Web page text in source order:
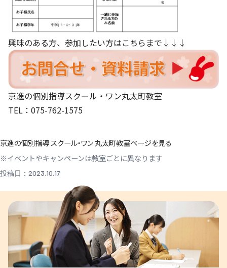
興味のある方、参加したい方はこちらまで↓↓↓
京進の個別指導スクール・ワン丸太町教室
TEL：075-762-1575
京進の個別指導 スクール・ワン 丸太町教室ページを見る
※イベントやキャンペーンは教室ごとに異なります
投稿日：2023.10.17